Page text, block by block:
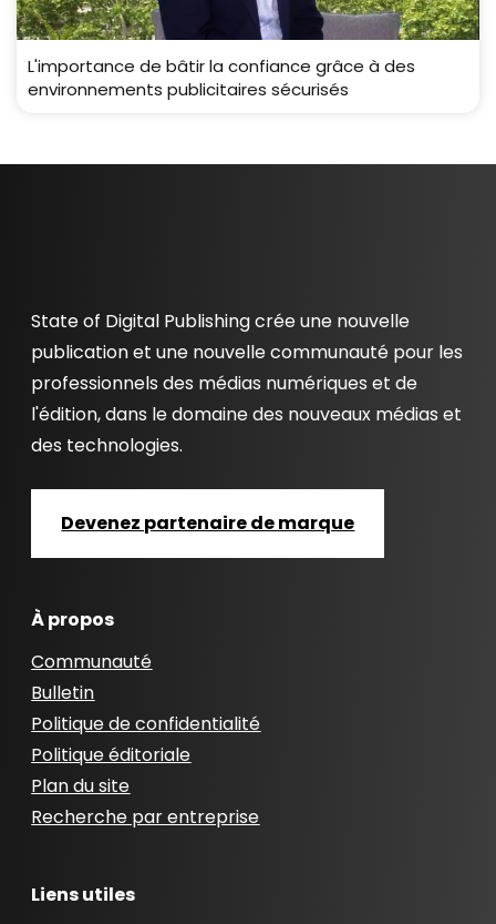
L'importance de bâtir la confiance grâce à des
environnements publicitaires sécurisés
State of Digital Publishing crée une nouvelle
publication et une nouvelle communauté pour les
professionnels des médias numériques et de
l'édition, dans le domaine des nouveaux médias et
des technologies.
Devenez partenaire de marque
À propos
Communauté
Bulletin
Politique de confidentialité
Politique éditoriale
Plan du site
Recherche par entreprise
Liens utiles